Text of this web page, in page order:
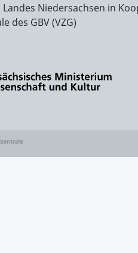
Landes Niedersachsen in
des GBV (VZG)